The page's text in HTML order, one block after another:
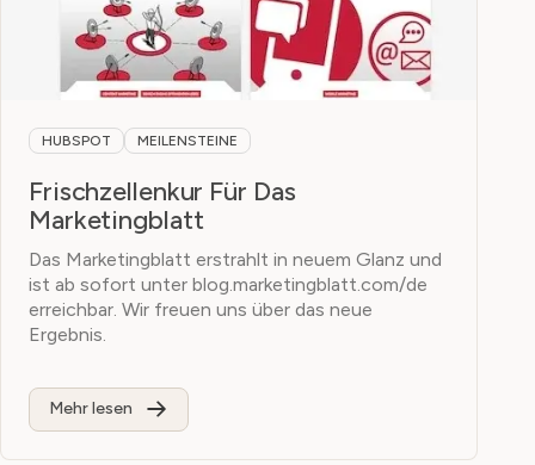
HUBSPOT MEILENSTEINE
Frischzellenkur Für Das
Marketingblatt
Das Marketingblatt erstrahlt in neuem Glanz und
ist ab sofort unter blog.marketingblatt.com/de
erreichbar. Wir freuen uns über das neue
Ergebnis.
Mehr lesen